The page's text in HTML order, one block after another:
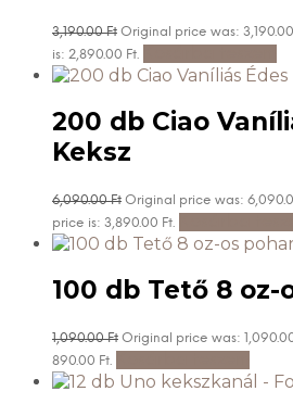
3,190.00Ft Original price was: 3,190.00
is: 2,890.00 Ft.
200 db Ciao
Keksz
6,090.00Ft Original price was:
price is: 3,890.00 Ft.
100 db Tető 8 oz-
1,090.00Ft Original price was:
890.00 Ft.